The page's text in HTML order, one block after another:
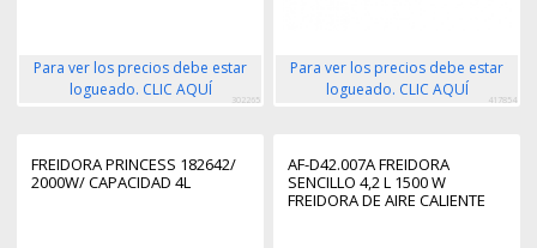
Para ver los precios debe estar
logueado. CLIC AQUÍ
302265
Para ver los precios debe estar
logueado. CLIC AQUÍ
417854
FREIDORA PRINCESS 182642/
2000W/ CAPACIDAD 4L
AF-D42.007A FREIDORA
SENCILLO 4,2 L 1500 W
FREIDORA DE AIRE CALIENTE